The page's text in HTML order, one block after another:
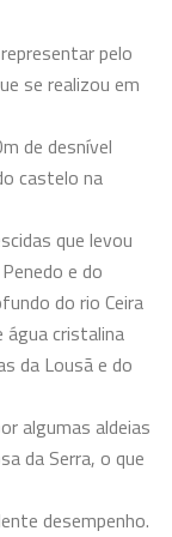
pelo
se realizou em
de desnível
castelo na
que levou
e do
do rio Ceira
cristalina
da Lousã e do
algumas aldeias
da Serra, o que
desempenho.